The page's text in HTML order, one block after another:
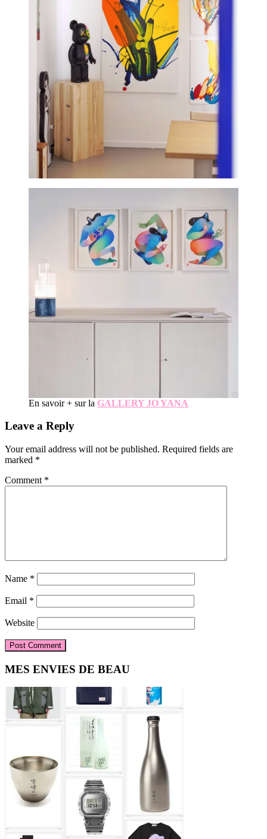
En savoir + sur la GALLERY JO YANA
Reader
Leave a Reply
Your email address will not be published. Required fields are
marked *
Comment *
Name *
Email *
Website
Primary
Sidebar
MES ENVIES DE BEAU